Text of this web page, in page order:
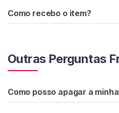
Como recebo o item?
Outras Perguntas
Como posso apagar a
n
t
s